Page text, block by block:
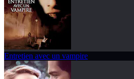
Entretien avec un vampire